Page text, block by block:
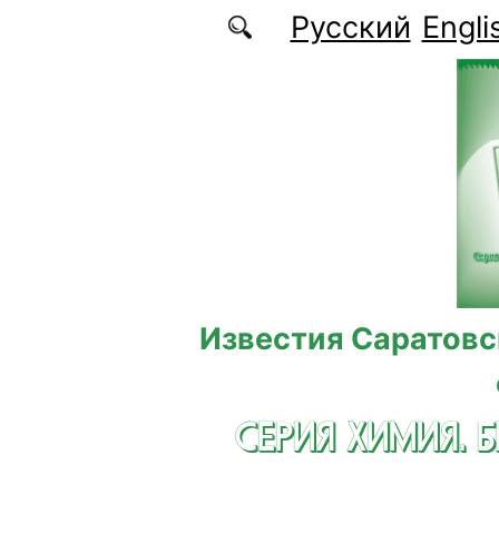
Перейти к основному содержаниюРусский
Известия
СЕРИЯ ХИМИЯ.